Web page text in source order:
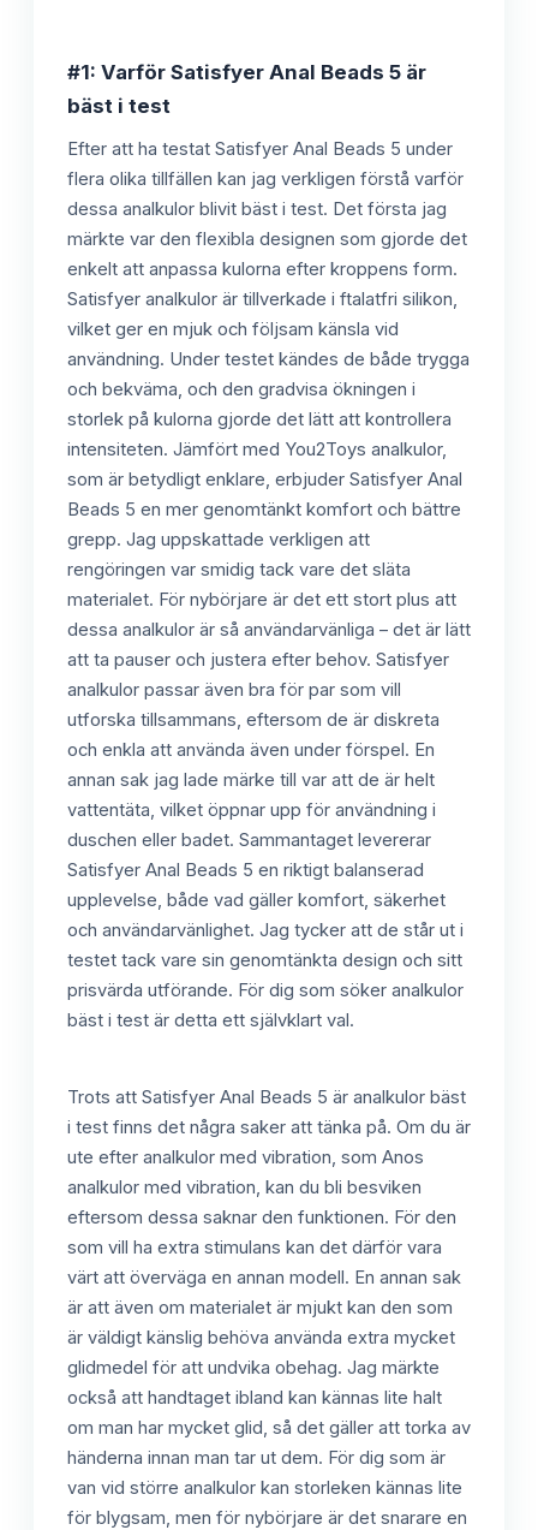
#1: Varför Satisfyer Anal Beads 5 är
bäst i test
Efter att ha testat Satisfyer Anal Beads 5 under
flera olika tillfällen kan jag verkligen förstå varför
dessa analkulor blivit bäst i test. Det första jag
märkte var den flexibla designen som gjorde det
enkelt att anpassa kulorna efter kroppens form.
Satisfyer analkulor är tillverkade i ftalatfri silikon,
vilket ger en mjuk och följsam känsla vid
användning. Under testet kändes de både trygga
och bekväma, och den gradvisa ökningen i
storlek på kulorna gjorde det lätt att kontrollera
intensiteten. Jämfört med You2Toys analkulor,
som är betydligt enklare, erbjuder Satisfyer Anal
Beads 5 en mer genomtänkt komfort och bättre
grepp. Jag uppskattade verkligen att
rengöringen var smidig tack vare det släta
materialet. För nybörjare är det ett stort plus att
dessa analkulor är så användarvänliga – det är lätt
att ta pauser och justera efter behov. Satisfyer
analkulor passar även bra för par som vill
utforska tillsammans, eftersom de är diskreta
och enkla att använda även under förspel. En
annan sak jag lade märke till var att de är helt
vattentäta, vilket öppnar upp för användning i
duschen eller badet. Sammantaget levererar
Satisfyer Anal Beads 5 en riktigt balanserad
upplevelse, både vad gäller komfort, säkerhet
och användarvänlighet. Jag tycker att de står ut i
testet tack vare sin genomtänkta design och sitt
prisvärda utförande. För dig som söker analkulor
bäst i test är detta ett självklart val.
Trots att Satisfyer Anal Beads 5 är analkulor bäst
i test finns det några saker att tänka på. Om du är
ute efter analkulor med vibration, som Anos
analkulor med vibration, kan du bli besviken
eftersom dessa saknar den funktionen. För den
som vill ha extra stimulans kan det därför vara
värt att överväga en annan modell. En annan sak
är att även om materialet är mjukt kan den som
är väldigt känslig behöva använda extra mycket
glidmedel för att undvika obehag. Jag märkte
också att handtaget ibland kan kännas lite halt
om man har mycket glid, så det gäller att torka av
händerna innan man tar ut dem. För dig som är
van vid större analkulor kan storleken kännas lite
för blygsam, men för nybörjare är det snarare en